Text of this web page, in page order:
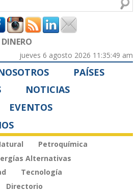
búsqueda
DINERO
jueves 6 agosto 2026 11:35:49 am
PAÍSES
NOTICIAS
EVENTOS
Petroquímica
Alternativas
Tecnología
Directorio